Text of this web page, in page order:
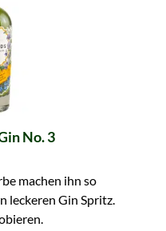
No. 3
machen ihn so
leckeren Gin Spritz.